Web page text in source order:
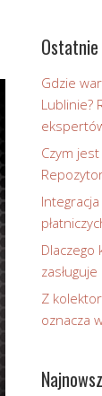
Gdzie
Lublinie?
Czym
Dlaczego
Z
oznacza